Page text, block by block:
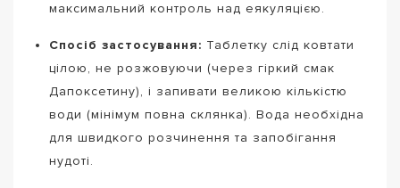
максимальний контроль над еякуляцією.
Спосіб застосування: Таблетку слід ковтати
цілою, не розжовуючи (через гіркий смак
Дапоксетину), і запивати великою кількістю
води (мінімум повна склянка). Вода необхідна
для швидкого розчинення та запобігання
нудоті.